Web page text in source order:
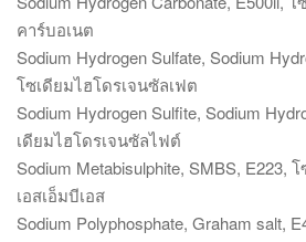
คาร์บอเนต
Sodium Hydrogen Sulfate, Sodium
โซเดียมไฮโดรเจนซัลเฟต
Sodium Hydrogen Sulfite, Sodium
เดียมไฮโดรเจนซัลไฟต์
Sodium Metabisulphite, SMBS, E223,
เอสเอ็มบีเอส
Sodium Polyphosphate, Graham salt,